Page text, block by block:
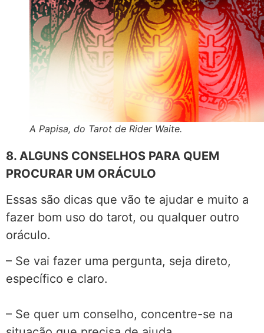
A Papisa, do Tarot de Rider Waite.
8. ALGUNS CONSELHOS PARA QUEM
PROCURAR UM ORÁCULO
Essas são dicas que vão te ajudar e muito a
fazer bom uso do tarot, ou qualquer outro
oráculo.
– Se vai fazer uma pergunta, seja direto,
específico e claro.
– Se quer um conselho, concentre-se na